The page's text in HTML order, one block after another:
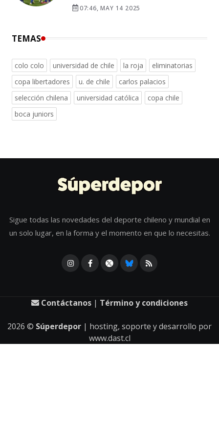
07:46, MAY 14 2025
TEMAS
colo colo universidad de chile la roja
eliminatorias
copa libertadores
u. de chile
carlos palacios
selección chilena
universidad católica
copa chile
boca juniors
Sigue todas las novedades del deporte chileno y mundial en
un solo lugar, en la forma y el momento en que lo necesitas.
Contáctanos | Término y condiciones
2026 © Súperdepor | hosting, soporte y desarrollo por
www.dast.cl